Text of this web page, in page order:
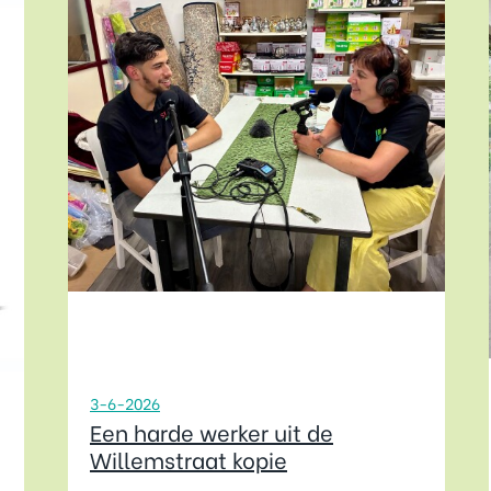
3-6-2026
Een harde werker uit de
Willemstraat kopie